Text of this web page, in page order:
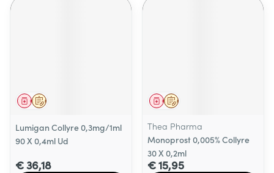
Op voorschrift
Geneesmiddel
Lumigan Collyre 0,3mg/1ml
90 X 0,4ml Ud
€ 36,18
Op voorschrift
Geneesmiddel
Thea Pharma
Monoprost 0,005% Collyre
30 X 0,2ml
€ 15,95